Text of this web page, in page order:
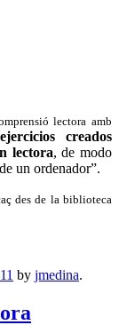
lectora amb
ejercicios creados
lectora, de modo
un ordenador”.
des de la biblioteca
by jmedina.